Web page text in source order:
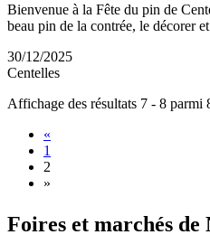
Bienvenue à la Fête du pin de
beau pin de la contrée, le décorer
30/12/2025
Centelles
Affichage des résultats 7 - 8 parmi
«
1
2
»
Foires et marchés de